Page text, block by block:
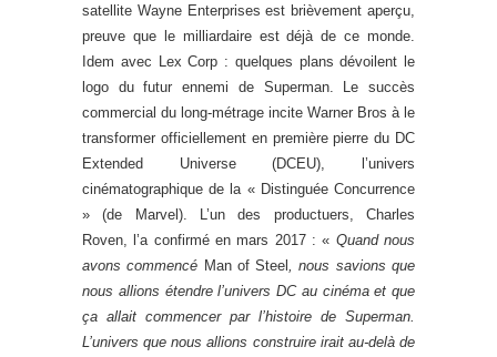
satellite Wayne Enterprises est brièvement aperçu,
preuve que le milliardaire est déjà de ce monde.
Idem avec Lex Corp : quelques plans dévoilent le
logo du futur ennemi de Superman. Le succès
commercial du long-métrage incite Warner Bros à le
transformer officiellement en première pierre du DC
Extended Universe (DCEU), l’univers
cinématographique de la « Distinguée Concurrence
» (de Marvel). L’un des productuers, Charles
Roven, l’a confirmé en mars 2017 : « Quand nous
avons commencé Man of Steel , nous savions que
nous allions étendre l’univers DC au cinéma et que
ça allait commencer par l’histoire de Superman.
L’univers que nous allions construire irait au-delà de